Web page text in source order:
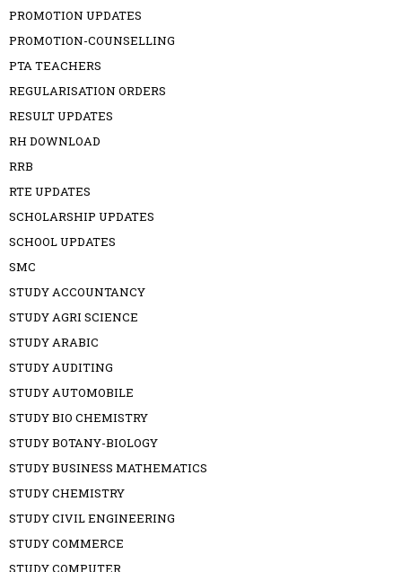
PROMOTION UPDATES
PROMOTION-COUNSELLING
PTA TEACHERS
REGULARISATION ORDERS
RESULT UPDATES
RH DOWNLOAD
RRB
RTE UPDATES
SCHOLARSHIP UPDATES
SCHOOL UPDATES
SMC
STUDY ACCOUNTANCY
STUDY AGRI SCIENCE
STUDY ARABIC
STUDY AUDITING
STUDY AUTOMOBILE
STUDY BIO CHEMISTRY
STUDY BOTANY-BIOLOGY
STUDY BUSINESS MATHEMATICS
STUDY CHEMISTRY
STUDY CIVIL ENGINEERING
STUDY COMMERCE
STUDY COMPUTER